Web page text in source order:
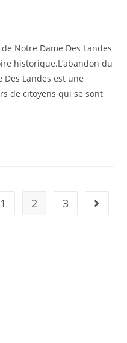
Notre Dame Des Landes
historique.L’abandon du
Des Landes est une
de citoyens qui se sont
1 2 3